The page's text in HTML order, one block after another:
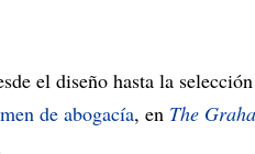
el diseño hasta la
de abogacía, en The